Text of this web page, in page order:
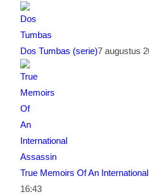
Dos Tumbas (serie)7 augustus
True Memoirs Of An
16:43